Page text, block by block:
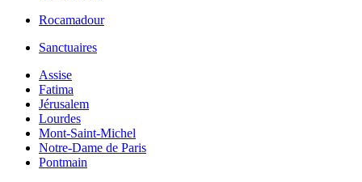
Rocamadour
Sanctuaires
Assise
Fatima
Jérusalem
Lourdes
Mont-Saint-Michel
Notre-Dame de Paris
Pontmain